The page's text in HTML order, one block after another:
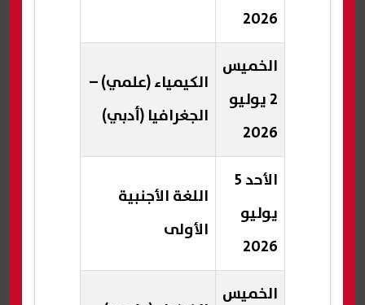
2026
الخميس
2 يوليو
2026
الكيمياء (علمي) –
الجغرافيا (أدبي)
الأحد 5
يوليو
2026
اللغة الأجنبية
الأولى
الخميس